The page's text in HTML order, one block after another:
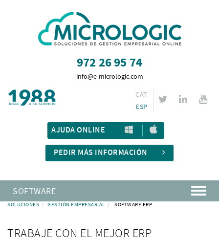
972 26 95 74
info@e-micrologic.com
CAT
ESP
AJUDA ONLINE
PEDIR MÁS INFORMACIÓN
SOFTWARE
SOLUCIONES GESTIÓN EMPRESARIAL SOFTWARE ERP
TRABAJE CON EL MEJOR ERP